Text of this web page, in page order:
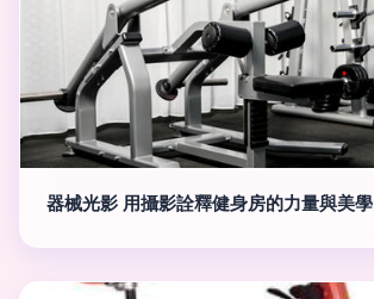
器械光影 用攝影詮釋健身房的力量與美學